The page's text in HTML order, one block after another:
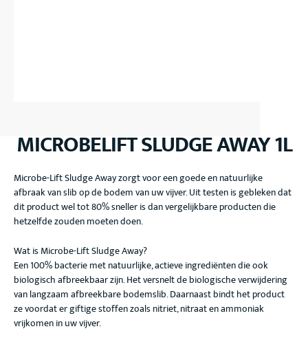
MICROBELIFT SLUDGE AWAY 1L
Microbe-Lift Sludge Away zorgt voor een goede en natuurlijke
afbraak van slib op de bodem van uw vijver. Uit testen is gebleken dat
dit product wel tot 80% sneller is dan vergelijkbare producten die
hetzelfde zouden moeten doen.
Wat is Microbe-Lift Sludge Away?
Een 100% bacterie met natuurlijke, actieve ingrediënten die ook
biologisch afbreekbaar zijn. Het versnelt de biologische verwijdering
van langzaam afbreekbare bodemslib. Daarnaast bindt het product
ze voordat er giftige stoffen zoals nitriet, nitraat en ammoniak
vrijkomen in uw vijver.